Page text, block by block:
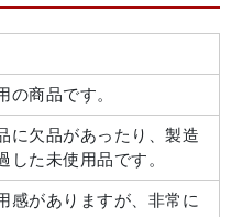
の商品です。
に欠品があったり、製造
した未使用品です。
感がありますが、非常に